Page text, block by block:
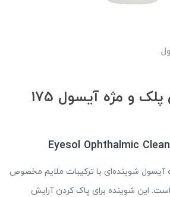
فوم شستشوی پلک و مژه آیسول 175
Eyesol Ophthalmic
شوینده‌ای با ترکیبات ملایم مخصوص
این شوینده برای پاک کردن آرایش